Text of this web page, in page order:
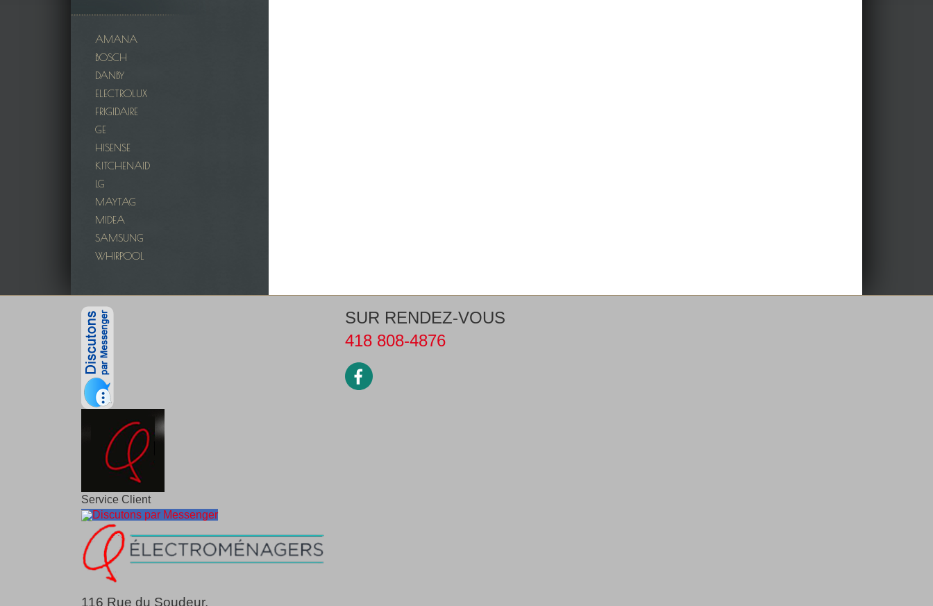
AMANA
BOSCH
DANBY
ELECTROLUX
FRIGIDAIRE
GE
HISENSE
KITCHENAID
LG
MAYTAG
MIDEA
SAMSUNG
WHIRPOOL
Service Client
Discutons par Messenger
116 Rue du Soudeur,
SUR RENDEZ-VOUS
418 808-4876